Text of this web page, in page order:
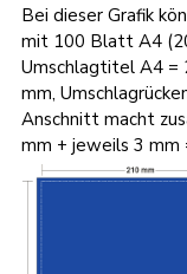
Bei dieser Grafik
mit 100 Blatt A4
Umschlagtitel A4 =
mm,
Anschnitt macht
mm + jeweils 3 mm